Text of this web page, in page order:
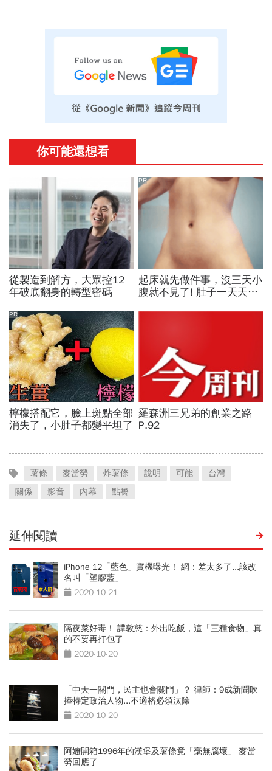
薯條 麥當勞 炸薯條 說明 可能
台灣
關係
影音 內幕 點餐
延伸閱讀
iPhone 12「藍色」實機曝光！ 網：差太多了...該改
名叫「塑膠藍」
2020-10-21
隔夜菜好毒！ 譚敦慈：外出吃飯，這「三種食物」真
的不要再打包了
2020-10-20
「中天一關門，民主也會關門」？ 律師：9成新聞吹
捧特定政治人物...不適格必須汰除
2020-10-20
阿嬤開箱1996年的漢堡及薯條竟「毫無腐壞」 麥當
勞回應了